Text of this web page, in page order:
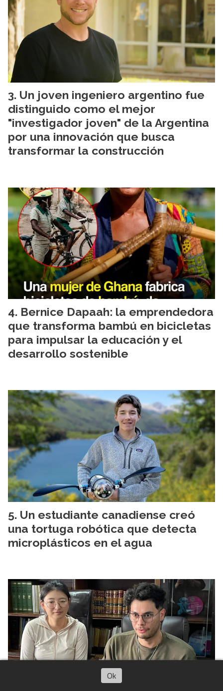
Un joven ingeniero argentino fue
distinguido como el mejor
"investigador joven" de la Argentina
por una innovación que busca
transformar la construcción
Bernice Dapaah: la emprendedora
que transforma bambú en bicicletas
para impulsar la educación y el
desarrollo sostenible
Un estudiante canadiense creó
una tortuga robótica que detecta
microplásticos en el agua
Ok